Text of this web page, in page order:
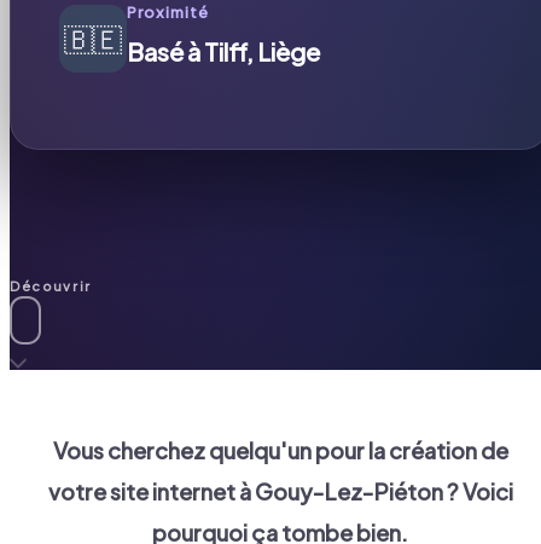
🇧🇪
Proximité
Basé à Tilff, Liège
Découvrir
Vous cherchez quelqu'un pour la création de
votre site internet àGouy-Lez-Piéton? Voici
pourquoi ça tombe bien.